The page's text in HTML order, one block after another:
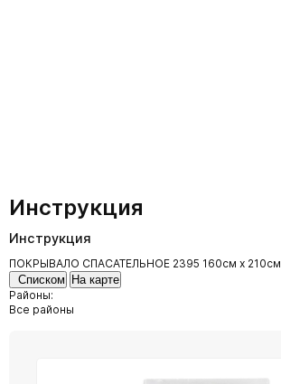
Инструкция
Инструкция
ПОКРЫВАЛО СПАСАТЕЛЬНОЕ 2395 160см х 210см
Списком
На карте
Районы:
Все районы